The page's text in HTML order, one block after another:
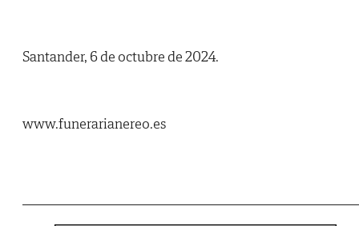
Santander, 6 de octubre de 2024.
www.funerarianereo.es